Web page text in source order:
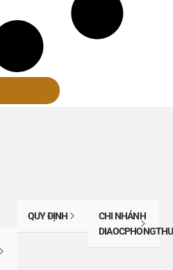
QUY ĐỊNH
CHI NHÁNH